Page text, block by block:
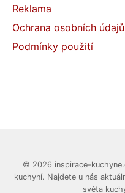
Reklama
Ochrana osobních údajů
Podmínky použití
© 2026 inspirace-
kuchyní. Najdete u nás
světa